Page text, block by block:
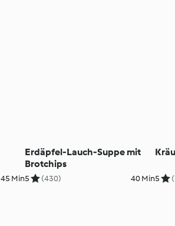
45 Min
Erdäpfel-Lauch-Suppe mit
Brotchips
5 (430) 40 Min5